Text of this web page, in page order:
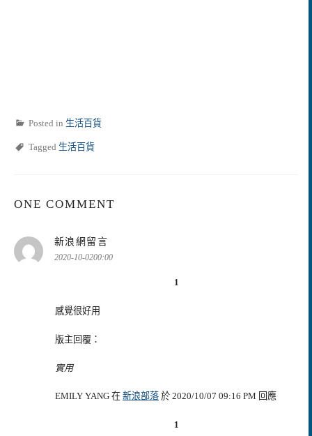
Posted in 生活百貨
Tagged 生活百貨
ONE COMMENT
新浪網留言
示:
2020-10-0200:00
1
感覺很好用
版主回覆：
實用
EMILY YANG 在 新浪部落 於 2020/10/07 09:16 PM 回應
1